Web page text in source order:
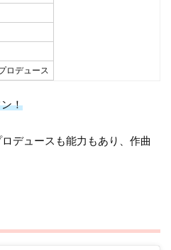
ロデュース
！
デュースも能力もあり、作曲